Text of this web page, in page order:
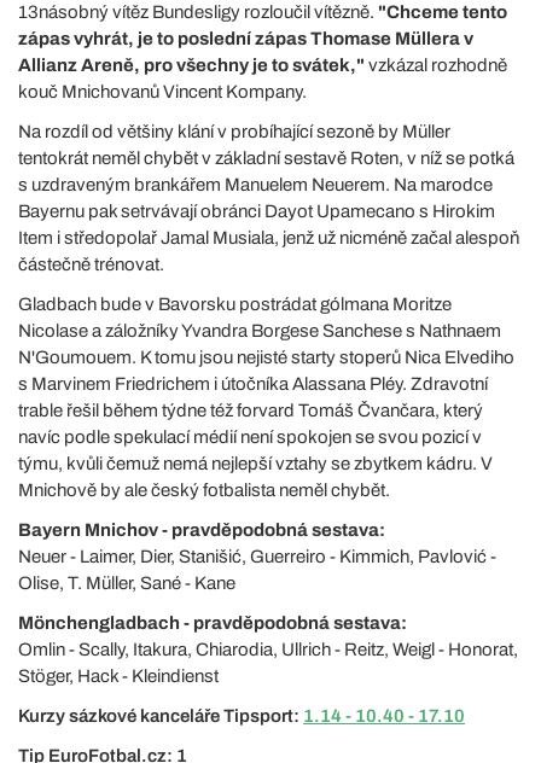
13násobný vítěz Bundesligy rozloučil vítězně. "Chceme tento
zápas vyhrát, je to poslední zápas Thomase Müllera v
Allianz Areně, pro všechny je to svátek," vzkázal rozhodně
kouč Mnichovanů Vincent Kompany.
Na rozdíl od většiny klání v probíhající sezoně by Müller
tentokrát neměl chybět v základní sestavě Roten, v níž se potká
s uzdraveným brankářem Manuelem Neuerem. Na marodce
Bayernu pak setrvávají obránci Dayot Upamecano s Hirokim
Item i středopolař Jamal Musiala, jenž už nicméně začal alespoň
částečně trénovat.
Gladbach bude v Bavorsku postrádat gólmana Moritze
Nicolase a záložníky Yvandra Borgese Sanchese s Nathnaem
N'Goumouem. K tomu jsou nejisté starty stoperů Nica Elvediho
s Marvinem Friedrichem i útočníka Alassana Pléy. Zdravotní
trable řešil během týdne též forvard Tomáš Čvančara, který
navíc podle spekulací médií není spokojen se svou pozicí v
týmu, kvůli čemuž nemá nejlepší vztahy se zbytkem kádru. V
Mnichově by ale český fotbalista neměl chybět.
Bayern Mnichov - pravděpodobná sestava:
Neuer - Laimer, Dier, Stanišić, Guerreiro - Kimmich, Pavlović -
Olise, T. Müller, Sané - Kane
Mönchengladbach - pravděpodobná sestava:
Omlin - Scally, Itakura, Chiarodia, Ullrich - Reitz, Weigl - Honorat,
Stöger, Hack - Kleindienst
Kurzy sázkové kanceláře Tipsport: 1.14 - 10.40 - 17.10
Tip EuroFotbal.cz: 1